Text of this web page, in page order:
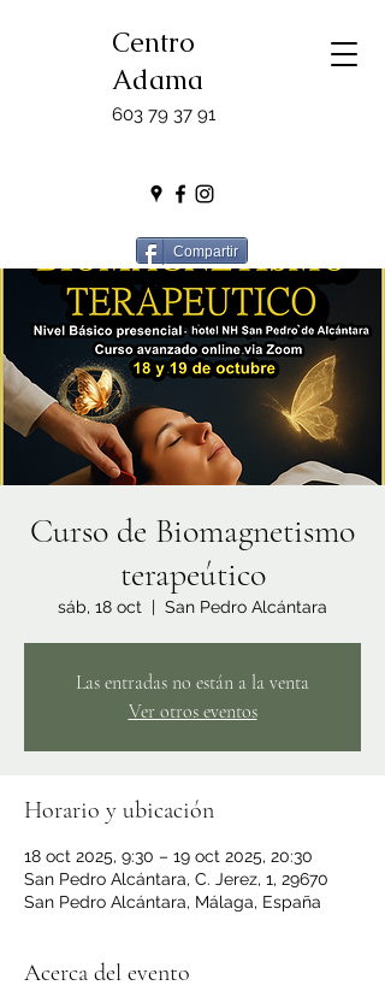
Centro
Adama
603 79 37 91
Compartir
Curso de Biomagnetismo
terapeútico
sáb, 18 oct
  |
San Pedro Alcántara
Las entradas no están a la venta
Ver otros eventos
Horario y ubicación
18 oct 2025, 9:30 – 19 oct 2025, 20:30
San Pedro Alcántara, C. Jerez, 1, 29670
San Pedro Alcántara, Málaga, España
Acerca del evento